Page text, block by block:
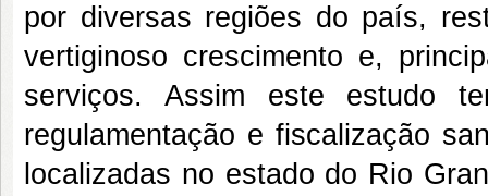
por diversas regiões do país,
vertiginoso crescimento e,
serviços. Assim este estudo
regulamentação e fiscalização
localizadas no estado do Rio